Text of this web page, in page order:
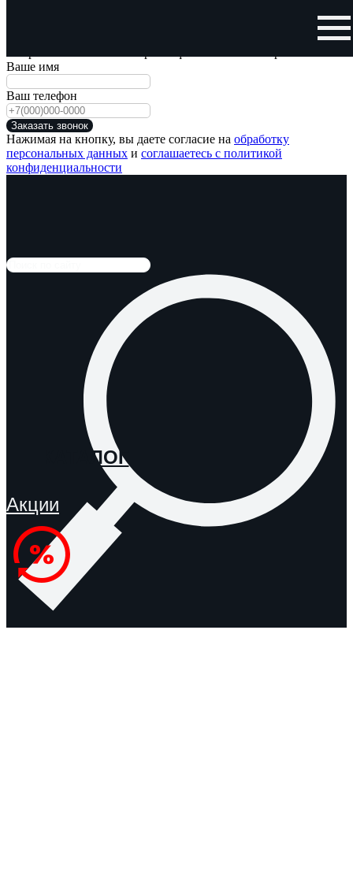
Ваше имя
Ваш телефон
Заказать звонок
Нажимая на кнопку, вы даете согласие на обработку
персональных данных и соглашаетесь с политикой
конфиденциальности
КАТАЛОГ
Акции